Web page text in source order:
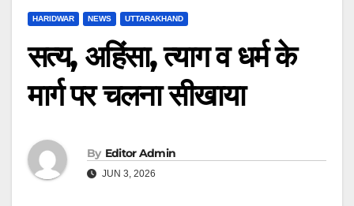
HARIDWAR NEWS UTTARAKHAND
सत्य, अहिंसा, त्याग व धर्म के
मार्ग पर चलना सीखाया
By Editor Admin
JUN 3, 2026